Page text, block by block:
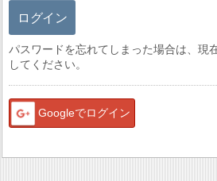
ログイン
パスワードを忘れてしまった場合は、現
してください。
Googleでログイン